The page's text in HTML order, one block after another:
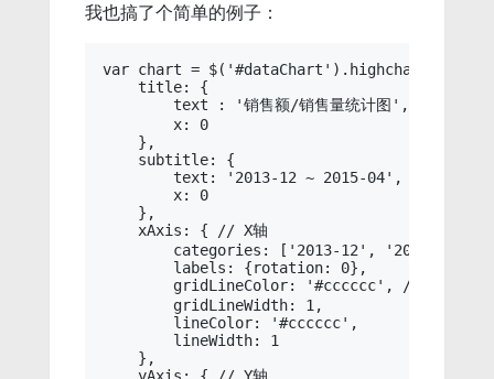
我也搞了个简单的例子：
var chart = $('#dataChart').highcharts({
    title: {
        text : '销售额/销售量统计图',
        x: 0
    },
    subtitle: {
        text: '2013-12 ~ 2015-04',
        x: 0
    },
    xAxis: { // X轴
categories: ['2013-12', '2014-01',
        labels: {rotation: 0},
gridLineColor: '#cccccc', // 下面的是
        gridLineWidth: 1,
        lineColor: '#cccccc',
        lineWidth: 1
    },